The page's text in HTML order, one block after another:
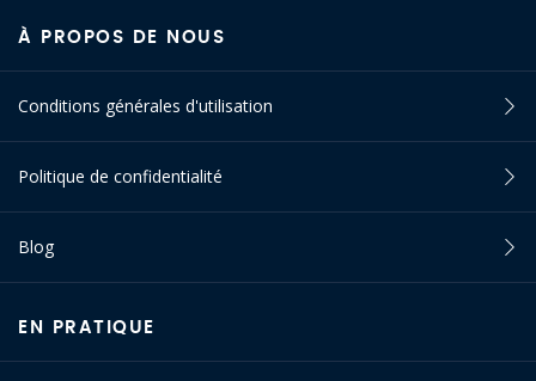
À PROPOS DE NOUS
Conditions générales d'utilisation
Politique de confidentialité
Blog
EN PRATIQUE